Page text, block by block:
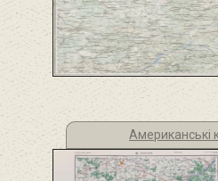
Американські